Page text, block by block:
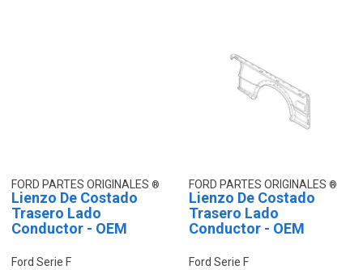
FORD PARTES ORIGINALES
Lienzo De Costado
Trasero Lado
Conductor - OEM
Ford Serie F
FORD PARTES ORIGINALES
Lienzo De Costado
Trasero Lado
Conductor - OEM
Ford Serie F